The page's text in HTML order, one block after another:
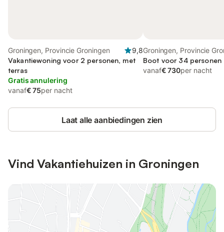
Groningen, Provincie Groningen
9,8
Vakantiewoning voor 2 personen, met
terras
Gratis annulering
vanaf€ 75per nacht
Groningen, Provincie
Boot voor 34 personen
vanaf€ 730per nacht
Laat alle aanbiedingen zien
Vind Vakantiehuizen in Groningen